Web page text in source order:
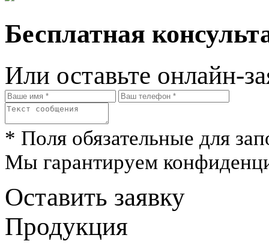
Бесплатная
Или оставьте онлайн-
* Поля обязательные для
Мы гарантируем
Оставить заявку
Продукция